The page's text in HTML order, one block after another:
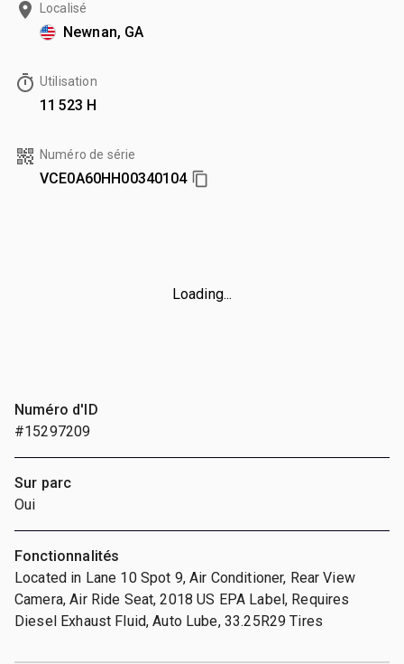
Localisé
Newnan, GA
Utilisation
11 523 H
Numéro de série
VCE0A60HH00340104
Loading...
Numéro d'ID
#15297209
Sur parc
Oui
Fonctionnalités
Located in Lane 10 Spot 9, Air Conditioner, Rear View
Camera, Air Ride Seat, 2018 US EPA Label, Requires
Diesel Exhaust Fluid, Auto Lube, 33.25R29 Tires